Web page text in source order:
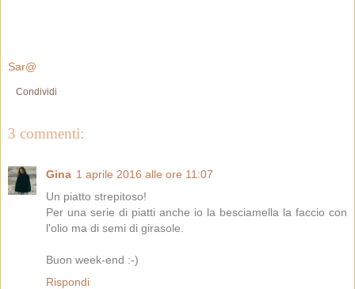
Sar@
Condividi
3 commenti:
Gina 1 aprile 2016 alle ore 11:07
Un piatto strepitoso!
Per una serie di piatti anche io la besciamella la faccio con
l'olio ma di semi di girasole.
Buon week-end :-)
Rispondi